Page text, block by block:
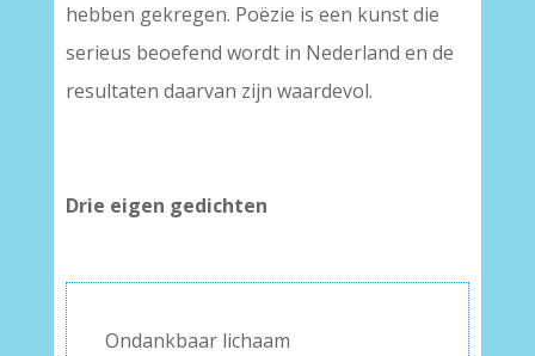
hebben gekregen. Poëzie is een kunst die
serieus beoefend wordt in Nederland en de
resultaten daarvan zijn waardevol.
Drie eigen gedichten
Ondankbaar lichaam